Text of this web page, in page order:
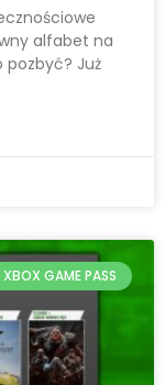
alfabet na
pozbyć? Już
XBOX GAME PASS